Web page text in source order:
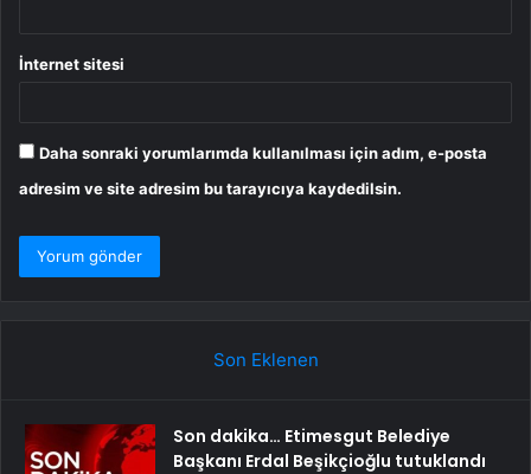
İnternet sitesi
Daha sonraki yorumlarımda kullanılması için adım, e-posta
adresim ve site adresim bu tarayıcıya kaydedilsin.
Son Eklenen
Son dakika… Etimesgut Belediye
Başkanı Erdal Beşikçioğlu tutuklandı